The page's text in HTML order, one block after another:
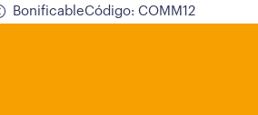
BonificableCódigo: COMM12